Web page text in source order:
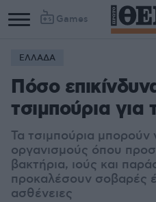
Games
ΕΛΛΑΔΑ
Πόσο
τσιμπούρια
Τα τσιμπούρια
οργανισμούς όπου
βακτήρια, ιούς και
προκαλέσουν σοβαρές
ασθένειες